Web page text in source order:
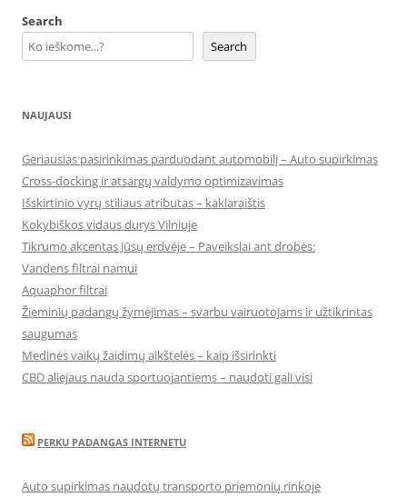
Search
Search
NAUJAUSI
Geriausias pasirinkimas parduodant automobilį – Auto supirkimas
Cross-docking ir atsargų valdymo optimizavimas
Išskirtinio vyrų stiliaus atributas – kaklaraištis
Kokybiškos vidaus durys Vilniuje
Tikrumo akcentas Jūsų erdvėje – Paveikslai ant drobės:
Vandens filtrai namui
Aquaphor filtrai
Žieminių padangų žymėjimas – svarbu vairuotojams ir užtikrintas
saugumas
Medinės vaikų žaidimų aikštelės – kaip išsirinkti
CBD aliejaus nauda sportuojantiems – naudoti gali visi
PERKU PADANGAS INTERNETU
Auto supirkimas naudotų transporto priemonių rinkoje